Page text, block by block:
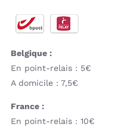
Belgique :
En point-relais : 5€
A domicile : 7,5€
France :
En point-relais : 10€